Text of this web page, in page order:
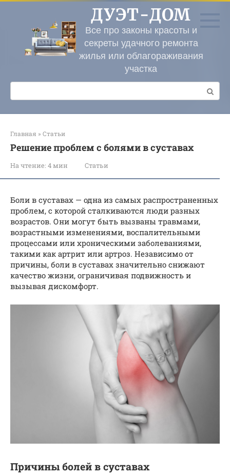
Перейти
контенту
ДУЭТ-ДОМ
Все про законы красоты и
секреты удачного ремонта
жилья или облагораживания
участка
Поиск:
Главная » Статьи
Решение проблем с болями в суставах
На чтение: 4 мин Статьи
Боли в суставах — одна из самых распространенных
проблем, с которой сталкиваются люди разных
возрастов. Они могут быть вызваны травмами,
возрастными изменениями, воспалительными
процессами или хроническими заболеваниями,
такими как артрит или артроз. Независимо от
причины, боли в суставах значительно снижают
качество жизни, ограничивая подвижность и
вызывая дискомфорт.
Причины болей в суставах